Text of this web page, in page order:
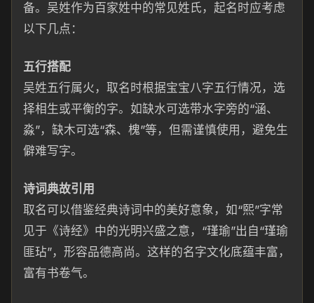
备。吴姓作为百家姓中的常见姓氏，起名时应考虑
以下几点：
五行搭配
吴姓五行属火，取名时根据宝宝八字五行情况，选
择相生或平衡的字。如缺水可选带水字旁的“涵、
淼”，缺木可选“森、槐”等，但需谨慎使用，避免生
僻难写字。
诗词典故引用
取名可以借鉴经典诗词中的美好意象，如“熙”字常
见于《诗经》中的光明兴盛之意，“瑾瑜”出自“瑾瑜
匪玷”，形容品德高尚。这样的名字文化底蕴丰富，
富有书卷气。